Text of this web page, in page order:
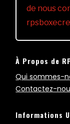
de nous
À Propos de
Qui sommes-
Contactez-
Informations